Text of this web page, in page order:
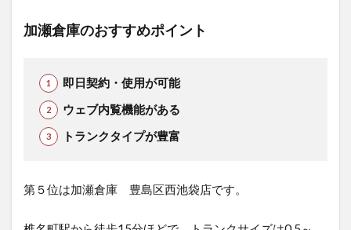
加瀬倉庫のおすすめポイント
即日契約・使用が可能
ウェブ内覧機能がある
トランクタイプが豊富
第５位は加瀬倉庫 豊島区西池袋店です。